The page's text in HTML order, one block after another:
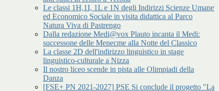
Le classi 1H,1I, 1L e 1N degli Indirizzi Scienze Umane
ed Economico Sociale in visita didattica al Parco
Natura Viva di Pastrengo
Dalla redazione Medi@vox Plauto incanta il Medi:
successone delle Menecme alla Notte del Classico
La classe 2D dell'indirizzo linguistico in stage
linguistico-culturale a Nizza
Il nostro liceo scende in pista alle Olimpiadi della
Danza
[FSE+ PN 2021-2027] PSE Si conclude il progetto "La